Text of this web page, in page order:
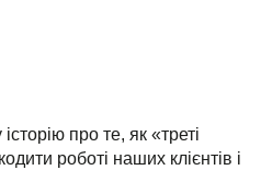
про те, як «треті
роботі наших клієнтів і